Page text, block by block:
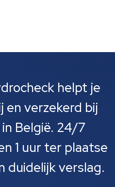
helpt je
en verzekerd bij
België. 24/7
1 uur ter plaatse
duidelijk verslag.